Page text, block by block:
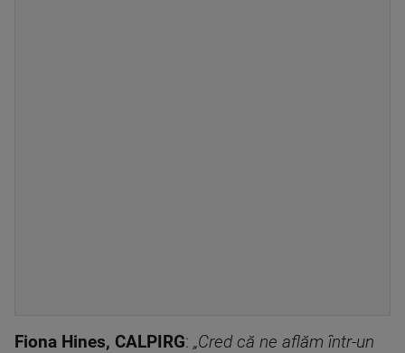
Fiona Hines, CALPIRG: „Cred că ne aflăm într-un